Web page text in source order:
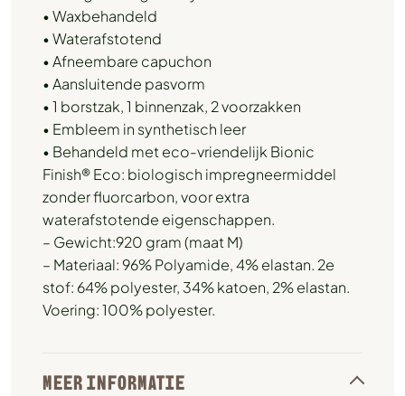
• Waxbehandeld
• Waterafstotend
• Afneembare capuchon
• Aansluitende pasvorm
• 1 borstzak, 1 binnenzak, 2 voorzakken
• Embleem in synthetisch leer
• Behandeld met eco-vriendelijk Bionic
Finish® Eco: biologisch impregneermiddel
zonder fluorcarbon, voor extra
waterafstotende eigenschappen.
– Gewicht:920 gram (maat M)
– Materiaal: 96% Polyamide, 4% elastan. 2e
stof: 64% polyester, 34% katoen, 2% elastan.
Voering: 100% polyester.
MEER INFORMATIE